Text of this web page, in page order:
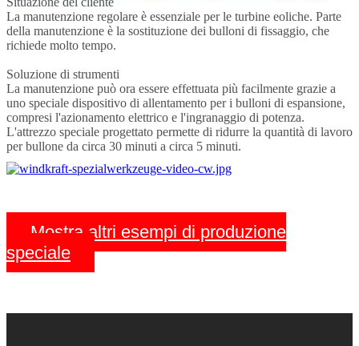
La manutenzione regolare è essenziale per le turbine eoliche. Parte
della manutenzione è la sostituzione dei bulloni di fissaggio, che
richiede molto tempo.
Soluzione di strumenti
La manutenzione può ora essere effettuata più facilmente grazie a
uno speciale dispositivo di allentamento per i bulloni di espansione,
compresi l'azionamento elettrico e l'ingranaggio di potenza.
L'attrezzo speciale progettato permette di ridurre la quantità di lavoro
per bullone da circa 30 minuti a circa 5 minuti.
Mostra altri esempi di produzione
speciale